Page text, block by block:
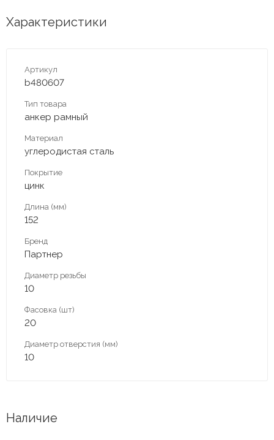
Характеристики
Артикул
b480607
Тип товара
анкер рамный
Материал
углеродистая сталь
Покрытие
цинк
Длина (мм)
152
Бренд
Партнер
Диаметр резьбы
10
Фасовка (шт)
20
Диаметр отверстия (мм)
10
Наличие